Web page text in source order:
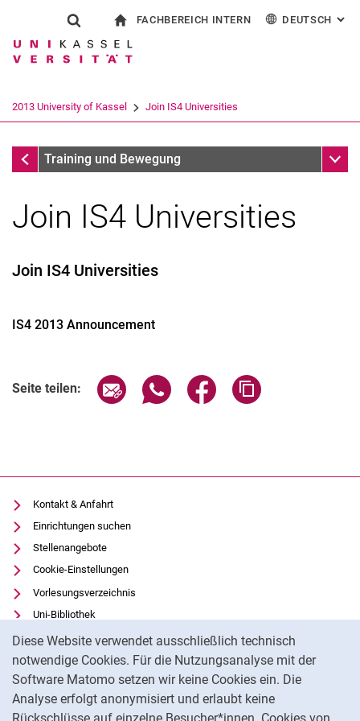
Springe direkt zu: Inhalt
Springe direkt zu: Suche
Springe direkt zu:
Diese Website verwendet ausschließlich technisch
notwendige Cookies. Für die Nutzungsanalyse mit der
Software Matomo setzen wir keine Cookies ein. Die
Analyse erfolgt anonymisiert und erlaubt keine
Suchformular
Suchbegriff
Suchen (öffnet externen Link in einem
FACHBEREICH INTERN DEUTSCH :
2013 University of Kassel Join IS4 Universities
2013 University of Kassel
Training und Bewegung
Join IS4 Universities
Join IS4 Universities
IS4 2013 Announcement
Seite teilen: Seite über E-Mail teilen
Seite über WhatsApp teilen
Seite über Facebook
Kontakt & Anfahrt
Einrichtungen suchen
Stellenangebote
Cookie-Einstellungen
Vorlesungsverzeichnis
Uni-Bibliothek
Moodle
Panopto
Datenschutz
Barrierefreiheit